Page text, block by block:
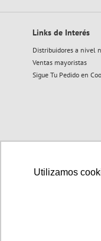
Utilizamos
Links de Interés
Distribuidores a nivel
Ventas mayoristas
Sigue Tu Pedido en